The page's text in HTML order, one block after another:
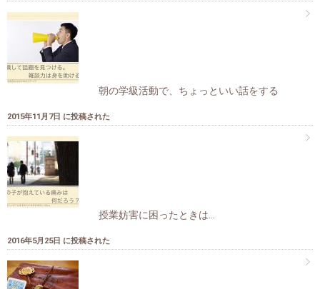
朝の学級活動で、ちょっといい話をする
2015年11月7日 に投稿された
授業妨害に困ったときは…
2016年5月25日 に投稿された